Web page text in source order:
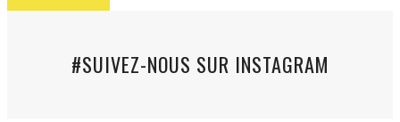
#SUIVEZ-NOUS SUR INSTAGRAM